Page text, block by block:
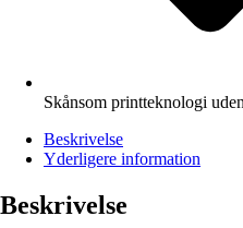
Skånsom printteknologi
Beskrivelse
Yderligere information
Beskrivelse